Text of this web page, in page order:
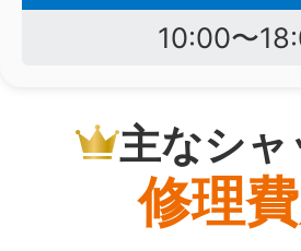
10:00〜
主なシャ
修理